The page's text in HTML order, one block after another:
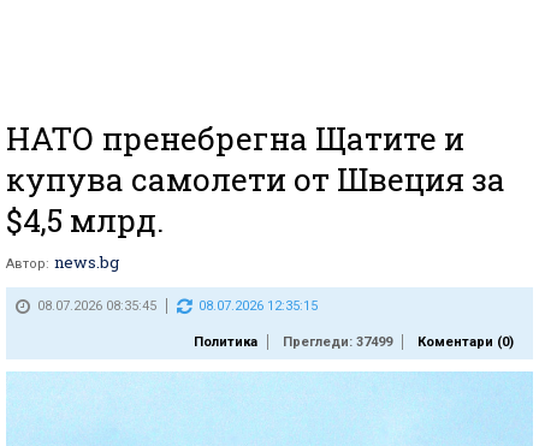
НАТО пренебрегна Щатите и
купува самолети от Швеция за
$4,5 млрд.
Автор: news.bg
08.07.2026 08:35:45 08.07.2026 12:35:15
Политика Прегледи: 37499 Коментари (0)